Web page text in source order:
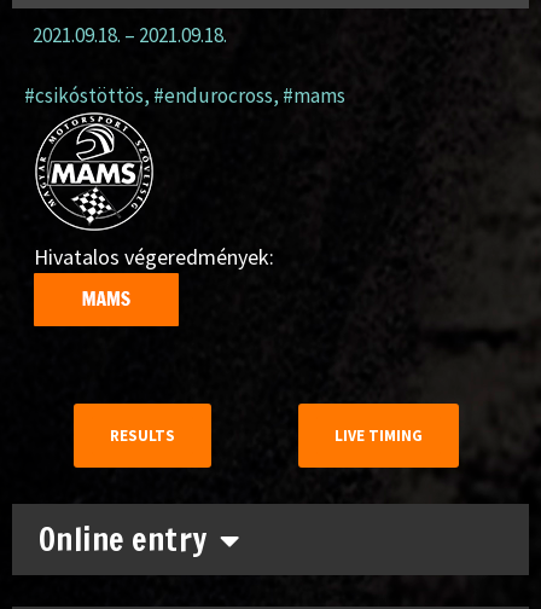
Online entry
2021.09.18. – 2021.09.18.
#csikóstöttös, #endurocross, #mams
Hivatalos végeredmények:
RESULTS LIVE TIMING